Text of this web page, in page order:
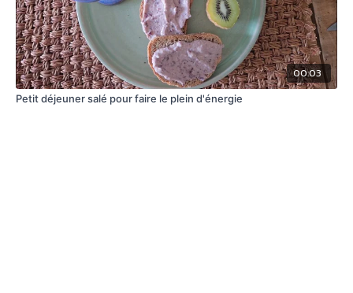
00:03
Petit déjeuner salé pour faire le plein d'énergie